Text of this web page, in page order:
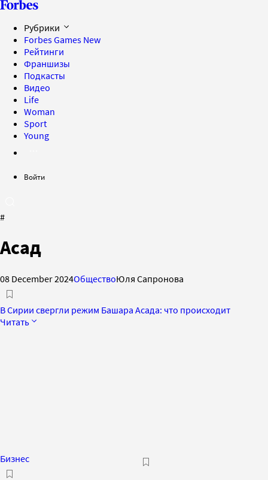
Рубрики
Forbes Games New
Рейтинги
Франшизы
Подкасты
Видео
Life
Woman
Sport
Young
Войти
#
Асад
08 December 2024ОбществоЮля Сапронова
В Сирии свергли режим Башара Асада: что происходит
Читать
Бизнес